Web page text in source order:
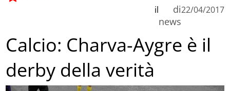
di
news
il 22/04/2017
Calcio: Charva-Aygre è il
derby della verità